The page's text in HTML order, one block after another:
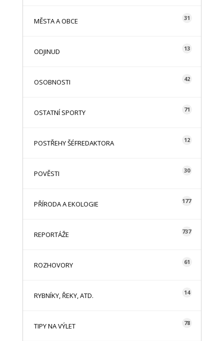
MĚSTA A OBCE 31
ODJINUD 13
OSOBNOSTI 42
OSTATNÍ SPORTY 71
POSTŘEHY ŠÉFREDAKTORA 12
POVĚSTI 30
PŘÍRODA A EKOLOGIE 177
REPORTÁŽE 737
ROZHOVORY 61
RYBNÍKY, ŘEKY, ATD. 14
TIPY NA VÝLET 78